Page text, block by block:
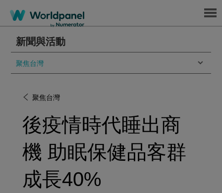
Menu
新聞與活動
聚焦台灣
聚焦台灣
後疫情時代睡出商
機 助眠保健品客群
成長40%